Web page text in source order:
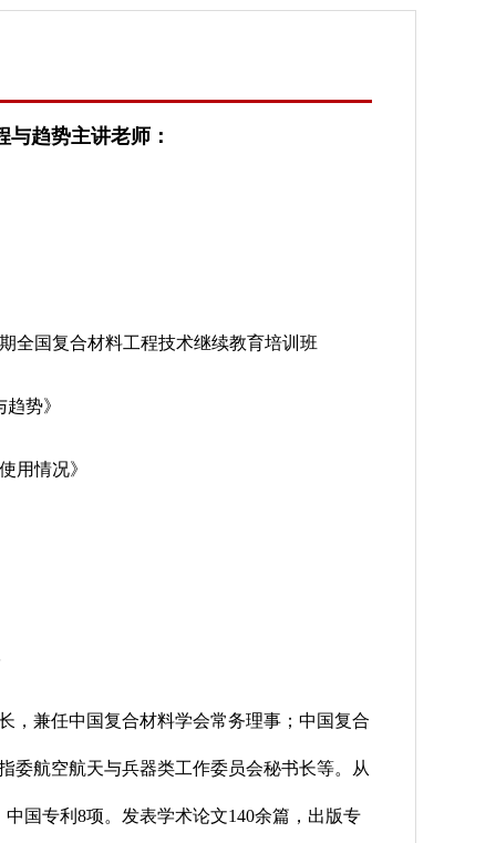
趋势主讲老师：
国复合材料工程技术继续教育培训班
势》
用情况》
，兼任中国复合材料学会常务理事；中国复合
委航空航天与兵器类工作委员会秘书长等。从
国专利8项。发表学术论文140余篇，出版专